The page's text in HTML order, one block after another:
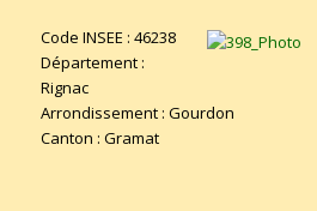
Code INSEE : 46238
Département :
Rignac
Arrondissement : Gourdon
Canton : Gramat